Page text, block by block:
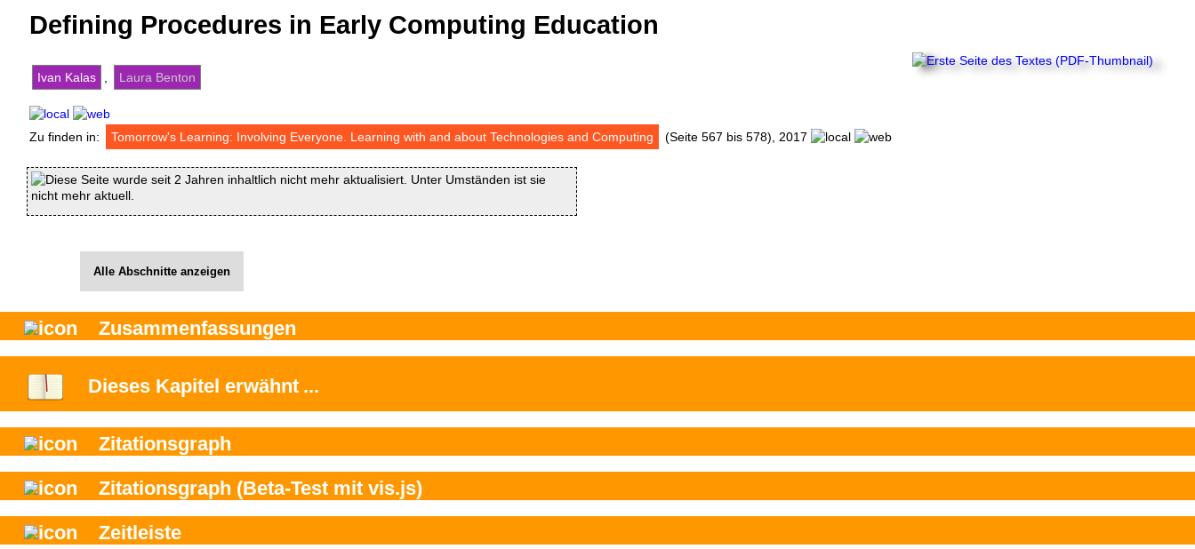
Defining Procedures in Early Computing Education
Ivan Kalas Laura Benton
Zu finden in: Tomorrow's Learning: Involving Everyone. Learning with and about Technologies and Computing (Seite 567 bis 578), 2017
Diese Seite wurde seit 2 Jahren inhaltlich nicht mehr aktualisiert. Unter Umständen ist sie
nicht mehr aktuell.
Alle Abschnitte anzeigen
Zusammenfassungen
Dieses Kapitel erwähnt ...
Zitationsgraph
Zitationsgraph (Beta-Test mit vis.js)
Zeitleiste